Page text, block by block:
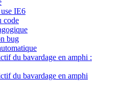
IE6
code
bug
du bavardage en amphi :
du bavardage en amphi